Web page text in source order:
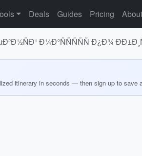
Deals Guides Pricing About
Ð¼Ð°ÑÑÑÑÑ Ð¿Ð¾
itinerary in seconds — then sign up to save